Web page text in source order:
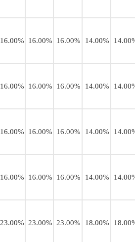
16.00% 16.00% 16.00% 14.00%
16.00% 16.00% 16.00% 14.00%
16.00% 16.00% 16.00% 14.00%
16.00% 16.00% 16.00% 14.00%
23.00% 23.00% 23.00% 18.00%